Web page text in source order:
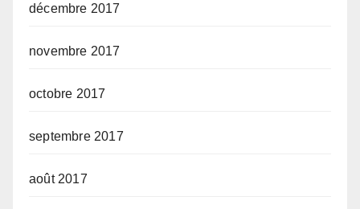
décembre 2017
novembre 2017
octobre 2017
septembre 2017
août 2017